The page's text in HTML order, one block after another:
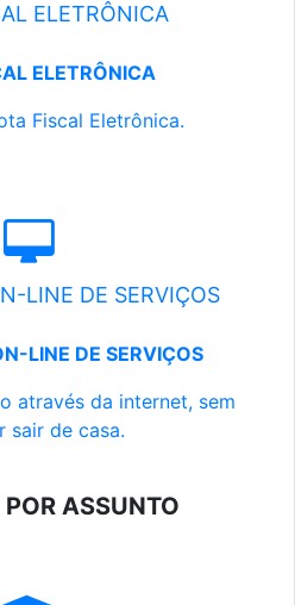
ELETRÔNICA
ELETRÔNICA
Fiscal Eletrônica.
LINE DE SERVIÇOS
LINE DE SERVIÇOS
através da internet, sem
sair de casa.
ASSUNTO